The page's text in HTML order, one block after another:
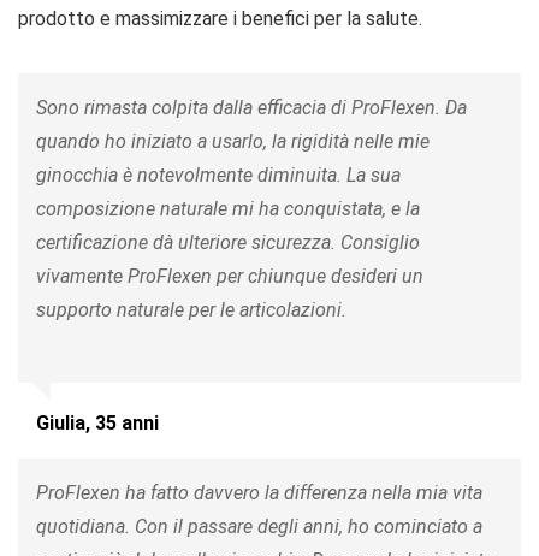
prodotto e massimizzare i benefici per la salute.
Sono rimasta colpita dalla efficacia di ProFlexen. Da
quando ho iniziato a usarlo, la rigidità nelle mie
ginocchia è notevolmente diminuita. La sua
composizione naturale mi ha conquistata, e la
certificazione dà ulteriore sicurezza. Consiglio
vivamente ProFlexen per chiunque desideri un
supporto naturale per le articolazioni.
Giulia, 35 anni
ProFlexen ha fatto davvero la differenza nella mia vita
quotidiana. Con il passare degli anni, ho cominciato a